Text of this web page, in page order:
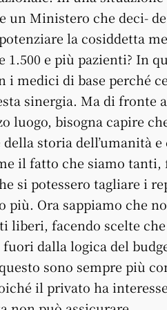
un Ministero che deci-
la cosiddetta
1.500 e più pazienti? In
i medici di base perché
sinergia. Ma di fronte
luogo, bisogna capire
storia dell’umanità
il fatto che siamo tanti,
si potessero tagliare i
più. Ora sappiamo che
liberi, facendo scelte
dalla logica del
sono sempre più
il privato ha